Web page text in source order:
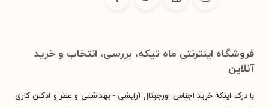
فروشگاه اینترنتی ماه تیکه، بررسی، انتخاب و خرید
آنلاین
با درک اینکه خرید اجناس اورجینال آرایشی - بهداشتی و عطر و ادکلن کاری